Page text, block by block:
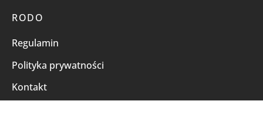
RODO
Regulamin
Polityka prywatności
Kontakt